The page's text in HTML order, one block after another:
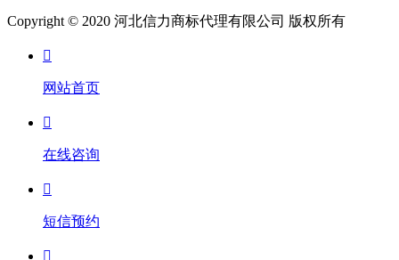
Copyright © 2020 河北信力商标代理有限公司 版权所有

网站首页

在线咨询

短信预约
